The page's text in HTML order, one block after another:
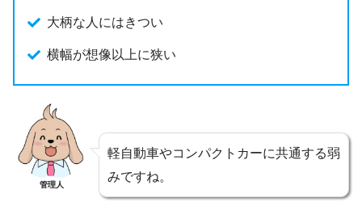
大柄な人にはきつい
横幅が想像以上に狭い
管理人
軽自動車やコンパクトカーに共通する弱
みですね。